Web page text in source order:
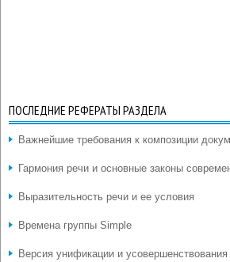
ПОСЛЕДНИЕ РЕФЕРАТЫ РАЗДЕЛА
Важнейшие требования к композиции
Гармония речи и основные законы
Выразительность речи и ее условия
Времена группы Simple
Версия унификации и